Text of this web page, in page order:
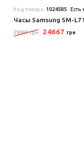
Код товара: 1024585 Есть
Часы Samsung SM-
29991 грн 24667 грн